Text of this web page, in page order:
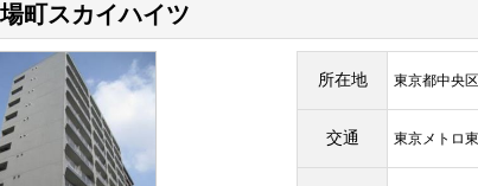
町スカイハイツ
所在地 東京都中央
交通 東京メトロ